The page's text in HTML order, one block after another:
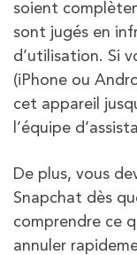
soient
sont jugés en
d’utilisation. Si
(iPhone ou
cet appareil
l’équipe
De plus, vous
Snapchat dès
comprendre ce
annuler